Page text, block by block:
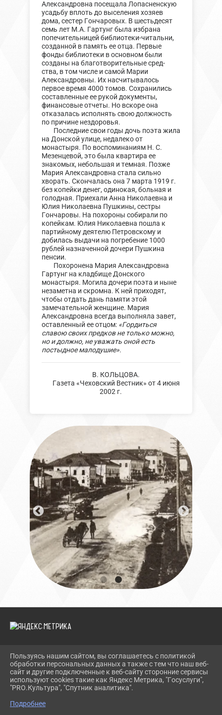
Александровна посещала Лопасненскую
усадьбу вплоть до выселения хозяев
дома, сестер Гончаровых. В шестьдесят
семь лет М.А. Гартунг была избрана
попечительницей библиотеки-читальни,
созданной в память ее отца. Первые
фонды библиотеки в основном были
созданы на благотворительные сред-
ства, в том числе и самой Марии
Александровны. Их насчитывалось
первое время 4000 томов. Сохранились
составленные ее рукой документы,
финансовые отчеты. Но вскоре она
отказалась исполнять свою должность
по причине нездоровья.
Последние свои годы дочь поэта жила
на Донской улице, недалеко от
монастыря. По воспоминаниям Н. С.
Мезенцевой, это была квартира ее
знакомых, небольшая и темная. Позже
Мария Александровна стала сильно
хворать. Скончалась она 7 марта 1919 г.
без копейки денег, одинокая, больная и
голодная. Приехали Анна Николаевна и
Юлия Николаевна Пушкины, сестры
Гончаровы. На похороны собирали по
копейкам. Юлия Николаевна пошла к
партийному деятелю Петровскому и
добилась выдачи на погребение 1000
рублей назначенной дочери Пушкина
пенсии.
Похоронена Мария Александровна
Гартунг на кладбище Донского
монастыря. Могила дочери поэта и ныне
незаметна и скромна. К ней приходят,
чтобы отдать дань памяти этой
замечательной женщине. Мария
Александровна всегда выполняла завет,
оставленный ее отцом:«Гордиться
славою своих предков не только можно,
но и должно, не уважать оной есть
постыдное малодушие».
В. КОЛЬЦОВА.
Газета «Чеховский Вестник» от 4 июня
2002 г.
2026 Г. МПЛК.РФ
ВХОД
КАРТА САЙТА
ПОЛИТИКА ОБРАБОТКИ ПЕРСОНАЛЬНЫХ ДАННЫХ
СДЕЛАНО НА KUBCMS
Пользуясь нашим сайтом, вы соглашаетесь с политикой
обработки персональных данных а также с тем что наш веб-
сайт и другие подключенные к веб-сайту сторонние сервисы
используют cookies такие как Яндекс Метрика, "Госуслуги",
"PRO.Культура", "Спутник аналитика".
Подробнее